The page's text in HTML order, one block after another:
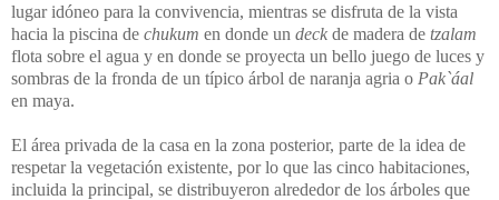
lugar idóneo para la convivencia, mientras se disfruta de la vista
hacia la piscina de chukum en donde un deck de madera de tzalam
flota sobre el agua y en donde se proyecta un bello juego de luces y
sombras de la fronda de un típico árbol de naranja agria o Pak`áal
en maya.
El área privada de la casa en la zona posterior, parte de la idea de
respetar la vegetación existente, por lo que las cinco habitaciones,
incluida la principal, se distribuyeron alrededor de los árboles que